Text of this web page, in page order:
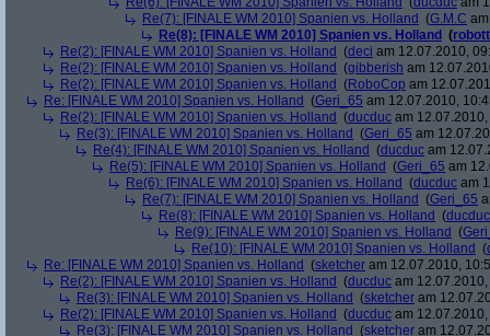
Re(7): [FINALE WM 2010] Spanien vs. Holland (G.M.C
Re(8): [FINALE WM 2010] Spanien vs. Holland (
Re(2): [FINALE WM 2010] Spanien vs. Holland (deci am 12.07.2010,
Re(2): [FINALE WM 2010] Spanien vs. Holland (gibberish am
Re(2): [FINALE WM 2010] Spanien vs. Holland (RoboCop am
Re: [FINALE WM 2010] Spanien vs. Holland (Geri_65 am 12.07.2010,
Re(2): [FINALE WM 2010] Spanien vs. Holland (ducduc am
Re(3): [FINALE WM 2010] Spanien vs. Holland (Geri_65 am
Re(4): [FINALE WM 2010] Spanien vs. Holland (ducduc am
Re(5): [FINALE WM 2010] Spanien vs. Holland (Geri_65 am
Re(6): [FINALE WM 2010] Spanien vs. Holland (ducduc am
Re(7): [FINALE WM 2010] Spanien vs. Holland (Geri_65
Re(8): [FINALE WM 2010] Spanien vs. Holland (ducduc
Re(9): [FINALE WM 2010] Spanien vs. Holland (
Re(10): [FINALE WM 2010] Spanien vs. Holland (
Re: [FINALE WM 2010] Spanien vs. Holland (sketcher am 12.07.2010,
Re(2): [FINALE WM 2010] Spanien vs. Holland (ducduc am
Re(3): [FINALE WM 2010] Spanien vs. Holland (sketcher am
Re(2): [FINALE WM 2010] Spanien vs. Holland (ducduc am
Re(3): [FINALE WM 2010] Spanien vs. Holland (sketcher am